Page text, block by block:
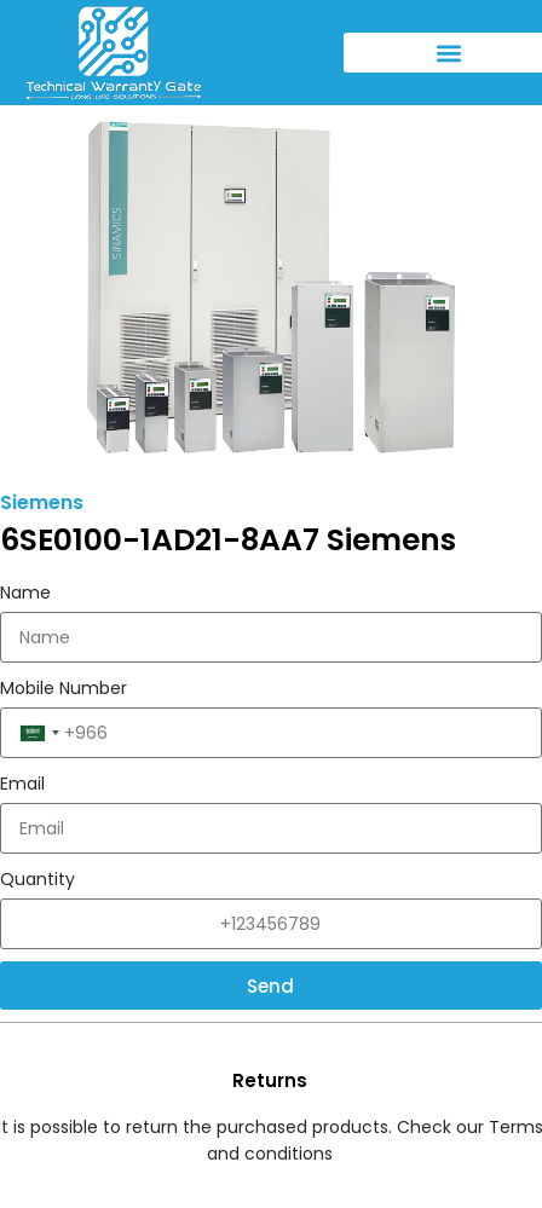
Siemens
6SE0100-1AD21-8AA7 Siemens
Name
Mobile Number
Saudi
+966
Email
Quantity
Send
Returns
is possible to return the purchased products. Check our Terms
and conditions